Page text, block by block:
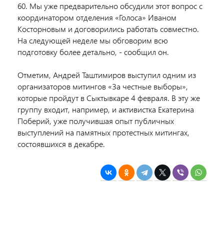
60. Мы уже предварительно обсудили этот вопрос с
координатором отделения «Голоса» Иваном
Косторновым и договорились работать совместно.
На следующей неделе мы обговорим всю
подготовку более детально, - сообщил он.
Отметим, Андрей Таштимиров выступил одним из
организаторов митингов «За честные выборы»,
которые пройдут в Сыктывкаре 4 февраля. В эту же
группу входит, например, и активистка Екатерина
Поберий, уже получившая опыт публичных
выступлений на памятных протестных митингах,
состоявшихся в декабре.